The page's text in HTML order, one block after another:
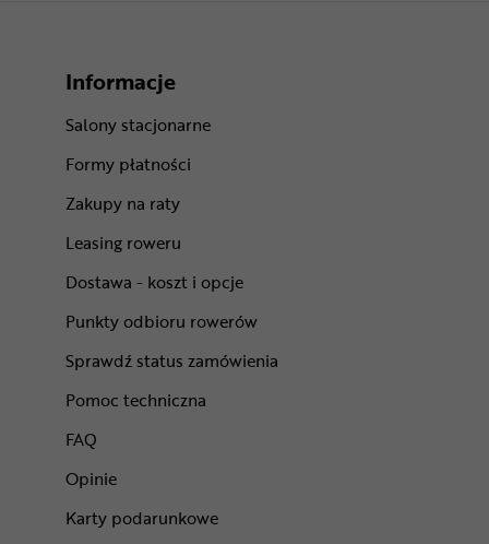
Informacje
Salony stacjonarne
Formy płatności
Zakupy na raty
Leasing roweru
Dostawa - koszt i opcje
Punkty odbioru rowerów
Sprawdź status zamówienia
Pomoc techniczna
FAQ
Opinie
Karty podarunkowe